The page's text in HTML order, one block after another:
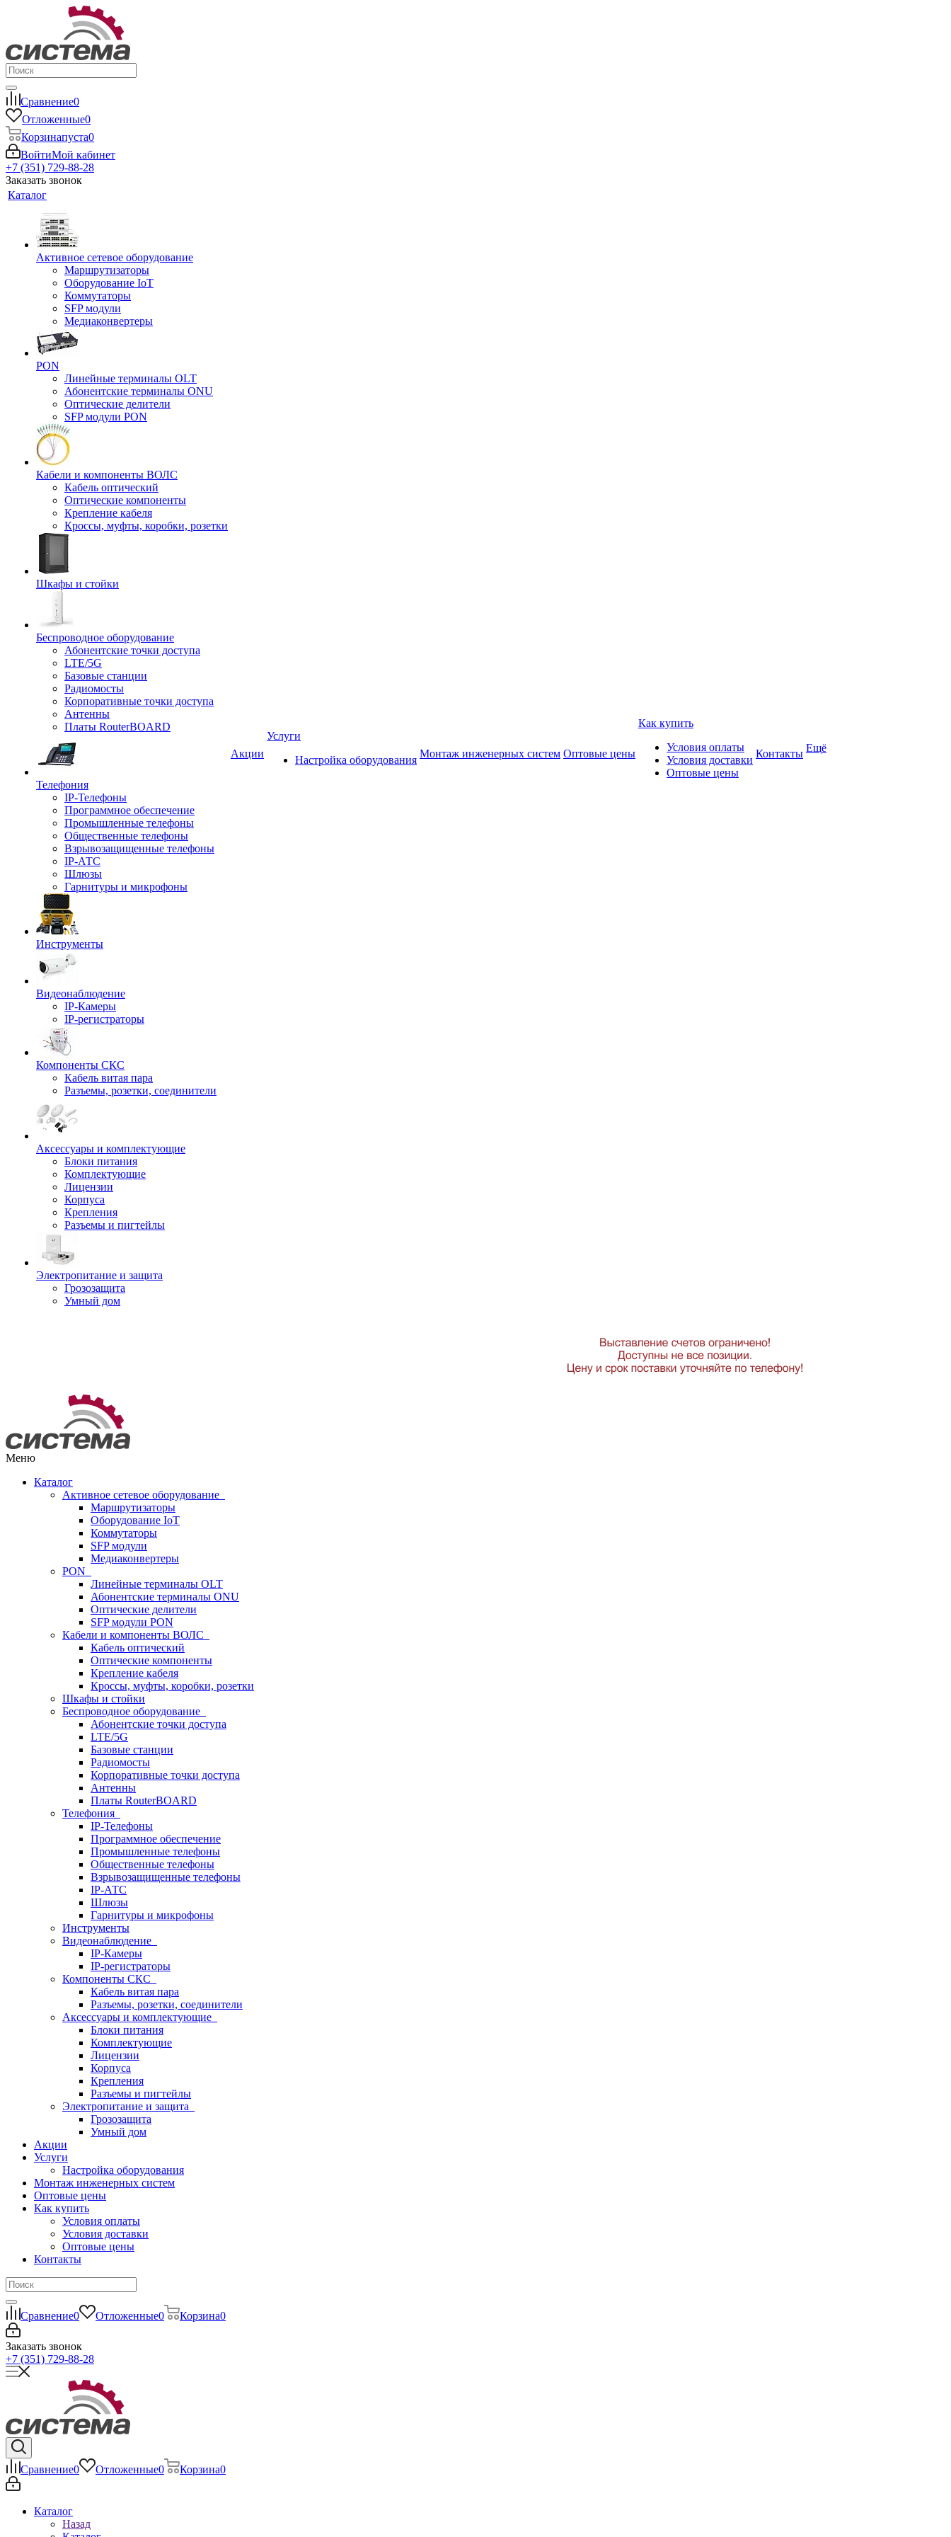
Сравнение0
Отложенные0
Корзинапуста0
ВойтиМой кабинет
+7 (351) 729-88-28
Заказать звонок
Каталог
Активное сетевое оборудование
Маршрутизаторы
Оборудование IoT
Коммутаторы
SFP модули
Медиаконвертеры
PON
Линейные терминалы OLT
Абонентские терминалы ONU
Оптические делители
SFP модули PON
Кабели и компоненты ВОЛС
Кабель оптический
Оптические компоненты
Крепление кабеля
Кроссы, муфты, коробки, розетки
Шкафы и стойки
Беспроводное оборудование
Абонентские точки доступа
LTE/5G
Базовые станции
Радиомосты
Корпоративные точки доступа
Антенны
Платы RouterBOARD
Телефония
IP-Телефоны
Программное обеспечение
Промышленные телефоны
Общественные телефоны
Взрывозащищенные телефоны
IP-АТС
Шлюзы
Гарнитуры и микрофоны
Инструменты
Видеонаблюдение
IP-Камеры
IP-регистраторы
Компоненты СКС
Кабель витая пара
Разъемы, розетки, соединители
Аксессуары и комплектующие
Блоки питания
Комплектующие
Лицензии
Корпуса
Крепления
Разъемы и пигтейлы
Электропитание и защита
Грозозащита
Умный дом
Акции
Услуги
Настройка оборудования
Монтаж инженерных систем Оптовые цены
Как купить
Условия оплаты
Условия доставки
Оптовые цены
Контакты Ещё
Меню
Каталог
Активное сетевое оборудование
Маршрутизаторы
Оборудование IoT
Коммутаторы
SFP модули
Медиаконвертеры
PON
Линейные терминалы OLT
Абонентские терминалы ONU
Оптические делители
SFP модули PON
Кабели и компоненты ВОЛС
Кабель оптический
Оптические компоненты
Крепление кабеля
Кроссы, муфты, коробки, розетки
Шкафы и стойки
Беспроводное оборудование
Абонентские точки доступа
LTE/5G
Базовые станции
Радиомосты
Корпоративные точки доступа
Антенны
Платы RouterBOARD
Телефония
IP-Телефоны
Программное обеспечение
Промышленные телефоны
Общественные телефоны
Взрывозащищенные телефоны
IP-АТС
Шлюзы
Гарнитуры и микрофоны
Инструменты
Видеонаблюдение
IP-Камеры
IP-регистраторы
Компоненты СКС
Кабель витая пара
Разъемы, розетки, соединители
Аксессуары и комплектующие
Блоки питания
Комплектующие
Лицензии
Корпуса
Крепления
Разъемы и пигтейлы
Электропитание и защита
Грозозащита
Умный дом
Акции
Услуги
Настройка оборудования
Монтаж инженерных систем
Оптовые цены
Как купить
Условия оплаты
Условия доставки
Оптовые цены
Контакты
Сравнение0 Отложенные0 Корзина0
Заказать звонок
+7 (351) 729-88-28
Сравнение0 Отложенные0 Корзина0
Каталог
Назад